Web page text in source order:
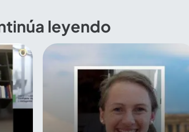
leyendo